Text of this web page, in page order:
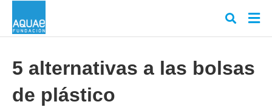
5 alternativas a las bolsas
de plástico